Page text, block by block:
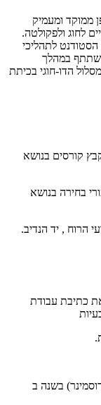
ממוקד ומעמיק
לחוג ולפקולטה.
לתהליכי
במהלך
הדו-חוגי בכיתת
קורסים בנושא
בחירה בנושא
הרוח , יד הנדיב.
כתיבת עבודת
בשנה ב